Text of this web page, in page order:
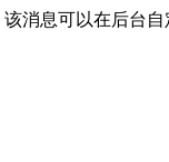
消息可以在后台自